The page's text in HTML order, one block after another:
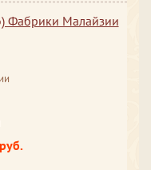
Фабрики Малайзии